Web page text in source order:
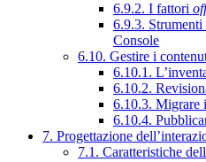
6.9.2. I fattori
6.9.3. Strumenti
Console
6.10. Gestire i
6.10.1.
6.10.2.
6.10.3. Migrare
6.10.4.
7. Progettazione
7.1. Caratteristiche